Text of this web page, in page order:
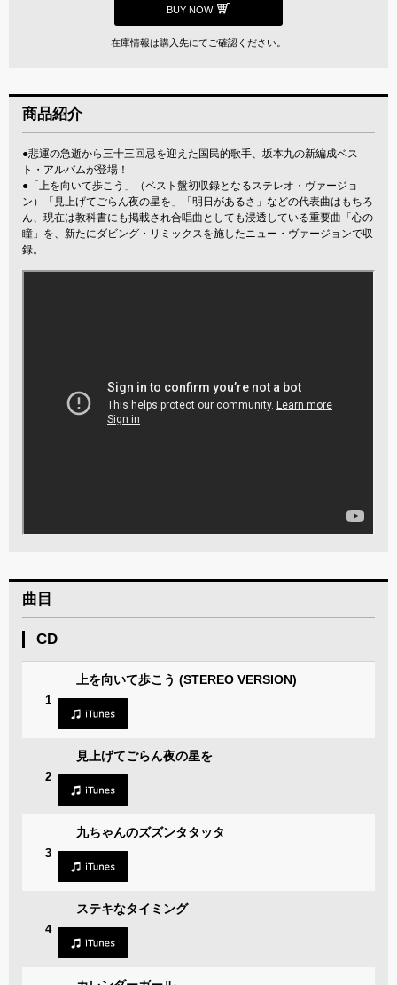
BUY NOW
在庫情報は購入先にてご確認ください。
商品紹介
●悲運の急逝から三十三回忌を迎えた国民的歌手、坂本九の新編成ベス
ト・アルバムが登場！
●「上を向いて歩こう」（ベスト盤初収録となるステレオ・ヴァージョ
ン）「見上げてごらん夜の星を」「明日があるさ」などの代表曲はもちろ
ん、現在は教科書にも掲載され合唱曲としても浸透している重要曲「心の
瞳」を、新たにダビング・リミックスを施したニュー・ヴァージョンで収
録。
曲目
CD
1
上を向いて歩こう (STEREO VERSION)
2
見上げてごらん夜の星を
3
九ちゃんのズズンタタッタ
4
ステキなタイミング